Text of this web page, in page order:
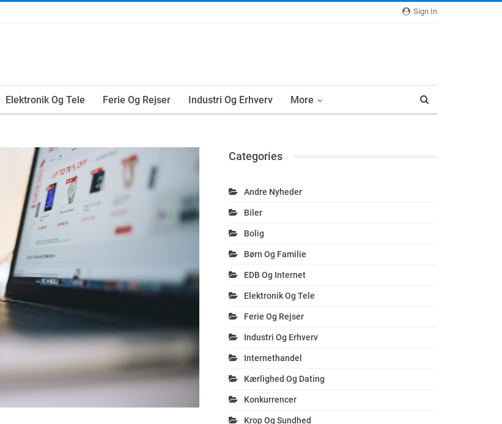
Sign In
Elektronik Og Tele Ferie Og Rejser Industri Og Erhverv More
Categories
Andre Nyheder
Biler
Bolig
Børn Og Familie
EDB Og Internet
Elektronik Og Tele
Ferie Og Rejser
Industri Og Erhverv
Internethandel
Kærlighed Og Dating
Konkurrencer
Krop Og Sundhed